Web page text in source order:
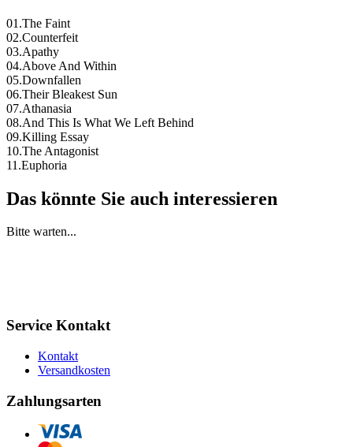
01.The Faint
02.Counterfeit
03.Apathy
04.Above And Within
05.Downfallen
06.Their Bleakest Sun
07.Athanasia
08.And This Is What We Left Behind
09.Killing Essay
10.The Antagonist
11.Euphoria
Das könnte Sie auch interessieren
Bitte warten...
Service Kontakt
Kontakt
Versandkosten
Zahlungsarten